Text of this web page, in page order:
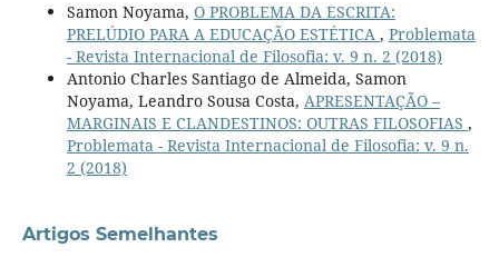
Samon Noyama, O PROBLEMA DA ESCRITA:
PRELÚDIO PARA A EDUCAÇÃO ESTÉTICA , Problemata
- Revista Internacional de Filosofia: v. 9 n. 2 (2018)
Antonio Charles Santiago de Almeida, Samon
Noyama, Leandro Sousa Costa, APRESENTAÇÃO –
MARGINAIS E CLANDESTINOS: OUTRAS FILOSOFIAS ,
Problemata - Revista Internacional de Filosofia: v. 9 n.
2 (2018)
Artigos Semelhantes